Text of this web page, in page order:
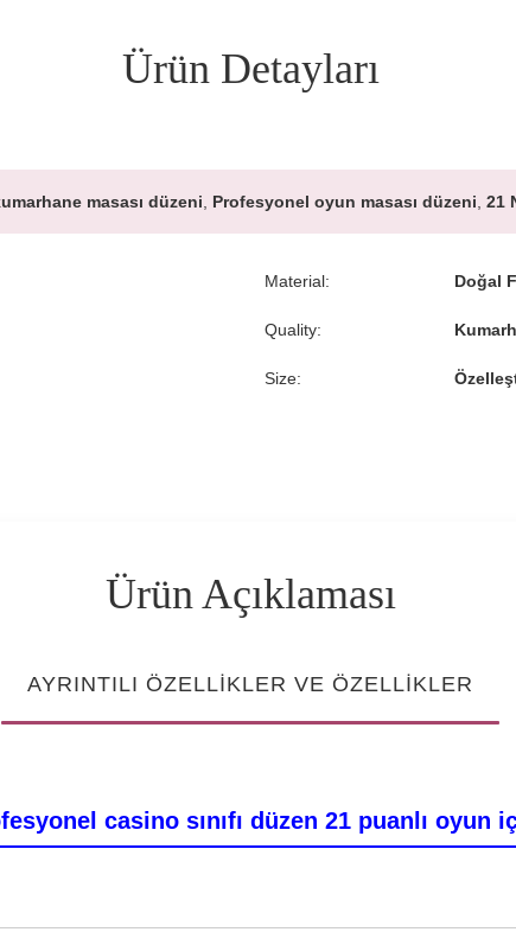
Ürün Detayları
masası düzeni Profesyonel oyun masası düzeni 21
Material: Doğal
Quality:
Size:
Ürün Açıklaması
AYRINTILI ÖZELLIKLER VE ÖZELLIKLER
casino sınıfı düzen 21 puanlı oyun